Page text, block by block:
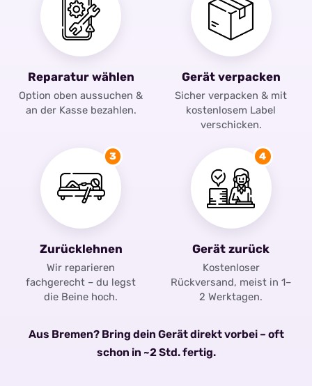
Reparatur wählen
Option oben aussuchen &
an der Kasse bezahlen.
Gerät verpacken
Sicher verpacken & mit
kostenlosem Label
verschicken.
3
Zurücklehnen
Wir reparieren
fachgerecht – du legst
die Beine hoch.
4
Gerät zurück
Kostenloser
Rückversand, meist in 1–
2 Werktagen.
Aus Bremen? Bring dein Gerät direkt vorbei – oft
schon in ~2 Std. fertig.